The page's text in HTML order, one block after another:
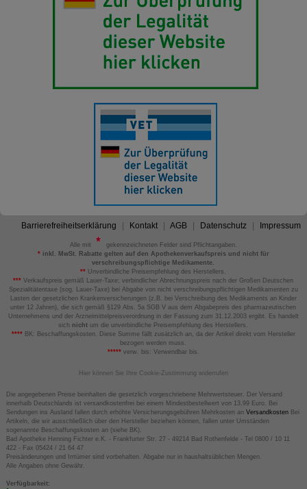
Barrierefreiheitserklärung Kontakt AGB Datenschutz Impressum
Alle mit
gekennzeichneten Felder sind Pflichtangaben.
*inkl. MwSt. Rabatte gelten auf den Apothekenverkaufspreis und nicht für
verschreibungspflichtige Medikamente.
** Unverbindliche Preisempfehlung des Herstellers.
*** Verkaufspreis gemäß Lauer-Taxe; verbindlicher Abrechnungspreis nach der Großen Deutschen
Spezialitätentaxe (sog. Lauer-Taxe) bei Abgabe von nicht verschreibungspflichtigen Medikamenten zu
Lasten der gesetzlichen Krankenversicherungen (z.B. bei Verschreibung des Medikaments an Kinder
unter 12 Jahren), die sich gemäß §129 Abs. 5a SGB V aus dem Abgabepreis des pharmazeutischen
Unternehmens und der Arzneimittelpreisverordnung in der Fassung zum 31.12.2003 ergibt. Es handelt
sich nicht um die unverbindliche Preisempfehlung des Herstellers.
****BK: Beschaffungskosten. Diese Summe fällt zusätzlich an, da der Artikel direkt vom Hersteller
bezogen werden muss.
*****verw. bis: Verwendbar bis.
Hier können Sie Ihre Cookie-Zustimmung widerrufen
Die angegebenen Preise beinhalten die gesetzlich vorgeschriebene Mehrwertsteuer. Der Versand
innerhalb Deutschlands ist versandkostenfrei bei einem Mindestbestellwert von 13,99 Euro. Bei
Sendungen ins Ausland fallen durch erhöhte Versicherungsgebühren Mehrkosten an VersandkostenBei
Artikeln, die wir ausschließlich über den Hersteller beziehen können, fallen unter Umständen
sogenannte Beschaffungskosten an (siehe BK).
Bad Apotheke Henning Fichter e.K. - Frankfurter Str. 27 - 49214 Bad Rothenfelde - Tel 0800 / 10 11
422 - Fax 05424 / 21 64 47
Preisänderungen und Irrtümer sind vorbehalten. Abgabe nur in haushaltsüblichen Mengen.
Alle Angaben ohne Gewähr.
Verfügbarkeit: